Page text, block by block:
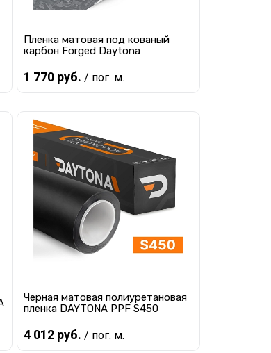
Пленка матовая под кованый
карбон Forged Daytona
1 770 руб. / пог. м.
Купить в 1 клик К сравнению
В избранное В наличии
Черная матовая полиуретановая
пленка DAYTONA PPF S450
4 012 руб. / пог. м.